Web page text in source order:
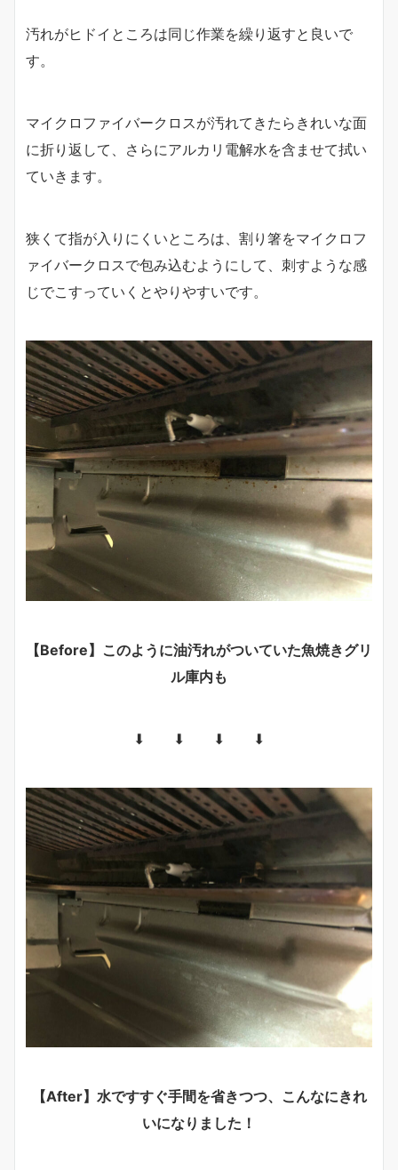
汚れがヒドイところは同じ作業を繰り返すと良いで
す。
マイクロファイバークロスが汚れてきたらきれいな面
に折り返して、さらにアルカリ電解水を含ませて拭い
ていきます。
狭くて指が入りにくいところは、割り箸をマイクロフ
ァイバークロスで包み込むようにして、刺すような感
じでこすっていくとやりやすいです。
【Before】このように油汚れがついていた魚焼きグリ
ル庫内も
⬇︎ ⬇︎ ⬇︎ ⬇︎
【After】水ですすぐ手間を省きつつ、こんなにきれ
いになりました！